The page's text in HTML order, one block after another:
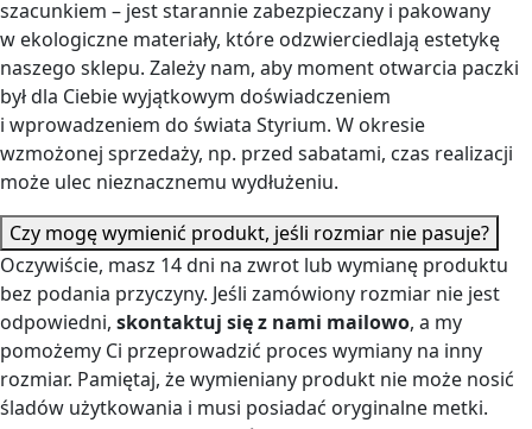
szacunkiem – jest starannie zabezpieczany i pakowany
w ekologiczne materiały, które odzwierciedlają estetykę
naszego sklepu. Zależy nam, aby moment otwarcia paczki
był dla Ciebie wyjątkowym doświadczeniem
i wprowadzeniem do świata Styrium. W okresie
wzmożonej sprzedaży, np. przed sabatami, czas realizacji
może ulec nieznacznemu wydłużeniu.
Czy mogę wymienić produkt, jeśli rozmiar nie pasuje?
Oczywiście, masz 14 dni na zwrot lub wymianę produktu
bez podania przyczyny. Jeśli zamówiony rozmiar nie jest
odpowiedni, skontaktuj się z nami mailowo, a my
pomożemy Ci przeprowadzić proces wymiany na inny
rozmiar. Pamiętaj, że wymieniany produkt nie może nosić
śladów użytkowania i musi posiadać oryginalne metki.